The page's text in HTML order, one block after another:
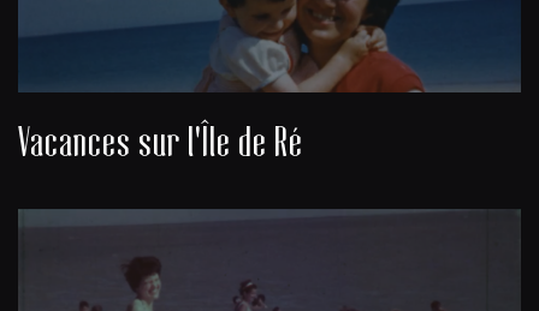
Vacances sur l'Île de Ré